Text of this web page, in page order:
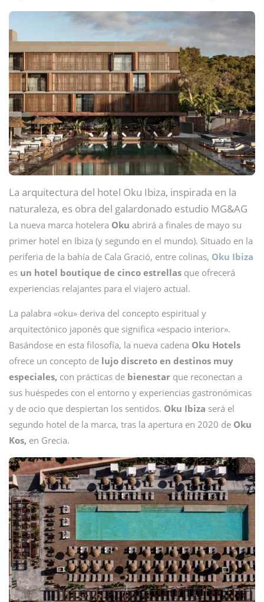
La arquitectura del hotel Oku Ibiza, inspirada en la
naturaleza, es obra del galardonado estudio MG&AG
La nueva marca hotelera Oku abrirá a finales de mayo su
primer hotel en Ibiza (y segundo en el mundo). Situado en la
periferia de la bahía de Cala Gració, entre colinas, Oku Ibiza
es un hotel boutique de cinco estrellas que ofrecerá
experiencias relajantes para el viajero actual.
La palabra «oku» deriva del concepto espiritual y
arquitectónico japonés que significa «espacio interior».
Basándose en esta filosofía, la nueva cadena Oku Hotels
ofrece un concepto de lujo discreto en destinos muy
especiales, con prácticas de bienestar que reconectan a
sus huéspedes con el entorno y experiencias gastronómicas
y de ocio que despiertan los sentidos. Oku Ibiza será el
segundo hotel de la marca, tras la apertura en 2020 de Oku
Kos, en Grecia.